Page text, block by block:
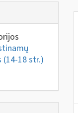
(14-18 str.)